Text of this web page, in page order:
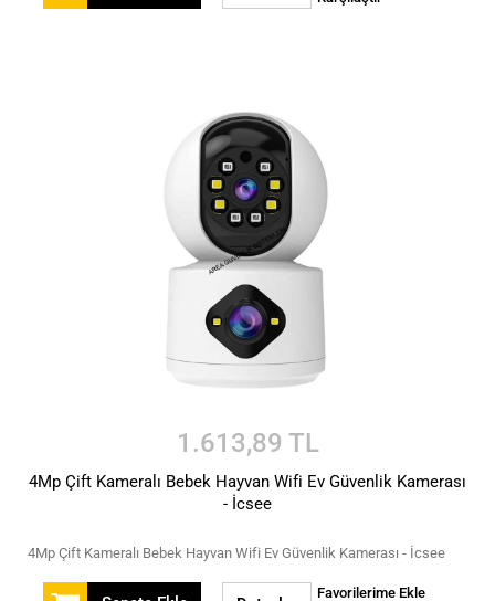
1.613,89 TL
4Mp Çift Kameralı Bebek Hayvan Wifi Ev Güvenlik Kamerası
- İcsee
4Mp Çift Kameralı Bebek Hayvan Wifi Ev Güvenlik Kamerası - İcsee
Favorilerime Ekle